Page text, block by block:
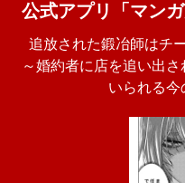
公式アプリ「マン
追放された鍛冶師はチ
～婚約者に店を追い出
いられる今